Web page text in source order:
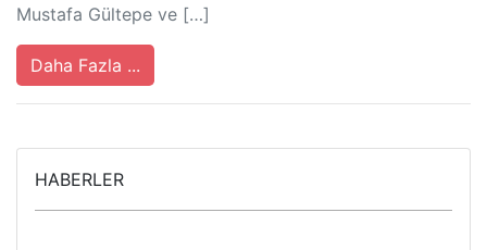
Mustafa Gültepe ve […]
Daha Fazla ...
HABERLER